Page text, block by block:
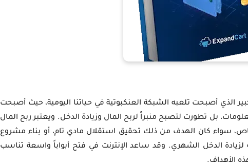
الذي أصبحت تلعبه الشبكة العنكبوتية في حياتنا اليومية، حيث أصبحت
بل تطورت لتصبح منبراً لربح المال وزيادة الدخل. ويعتبر ربح المال
سواء كان الهدف من ذلك تحقيق استقلال مادي تام، أو بناء مشروع
الدخل الشهري. وقد ساعد الإنترنت في فتح أبواباً واسعة تناسب
الأهداف.